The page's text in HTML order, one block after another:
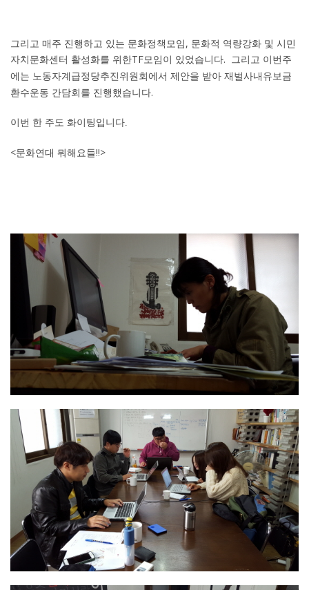
그리고 매주 진행하고 있는 문화정책모임, 문화적 역량강화 및 시민
자치문화센터 활성화를 위한TF모임이 있었습니다.
그리고 이번주
에는 노동자계급정당추진위원회에서 제안을 받아 재벌사내유보금
환수운동 간담회를 진행했습니다.
이번 한 주도 화이팅 입니다.
<문화연대 뭐해요들!!>